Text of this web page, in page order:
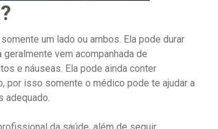
um lado ou ambos. Ela pode durar
vem acompanhada de
e náuseas. Ela pode ainda conter
por isso somente o médico pode te ajudar a
adequado.